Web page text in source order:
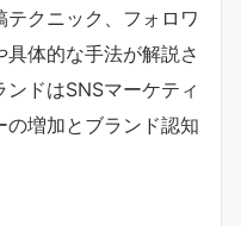
クニック、フォロワ
体的な手法が解説さ
ドはSNSマーケティ
の増加とブランド認知